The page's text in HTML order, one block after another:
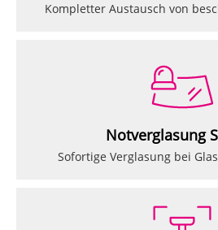
Kompletter Austausch von
Notverglasung
Sofortige Verglasung bei